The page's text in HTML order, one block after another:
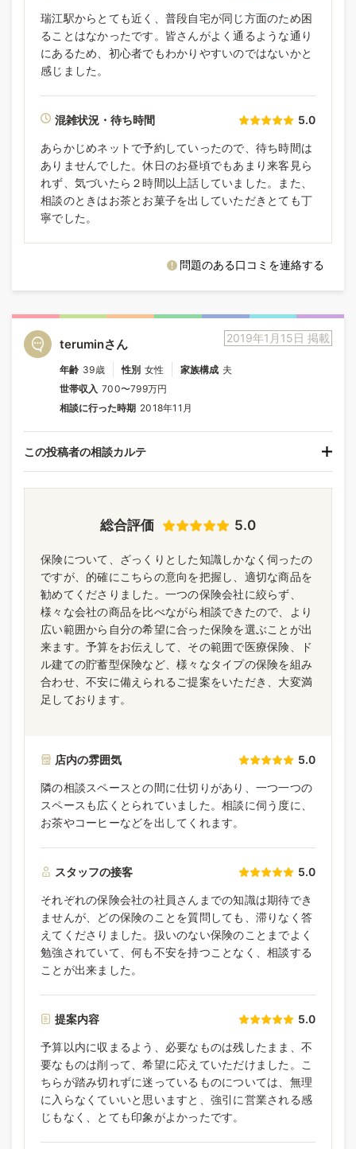
瑞江駅からとても近く、普段自宅が同じ方面のため困
ることはなかったです。皆さんがよく通るような通り
にあるため、初心者でもわかりやすいのではないかと
感じました。
混雑状況・待ち時間 5.0
あらかじめネットで予約していったので、待ち時間は
ありませんでした。休日のお昼頃でもあまり来客見ら
れず、気づいたら２時間以上話していました。また、
相談のときはお茶とお菓子を出していただきとても丁
寧でした。
問題のある口コミを連絡する
2019年1月15日 掲載
teruminさん
年齢 39歳 性別 女性 家族構成 夫
世帯収入 700〜799万円
相談に行った時期 2018年11月
この投稿者の相談カルテ
総合評価 5.0
保険について、ざっくりとした知識しかなく伺ったの
ですが、的確にこちらの意向を把握し、適切な商品を
勧めてくださりました。一つの保険会社に絞らず、
様々な会社の商品を比べながら相談できたので、より
広い範囲から自分の希望に合った保険を選ぶことが出
来ます。予算をお伝えして、その範囲で医療保険、ド
ル建ての貯蓄型保険など、様々なタイプの保険を組み
合わせ、不安に備えられるご提案をいただき、大変満
足しております。
店内の雰囲気 5.0
隣の相談スペースとの間に仕切りがあり、一つ一つの
スペースも広くとられていました。相談に伺う度に、
お茶やコーヒーなどを出してくれます。
スタッフの接客 5.0
それぞれの保険会社の社員さんまでの知識は期待でき
ませんが、どの保険のことを質問しても、滞りなく答
えてくださりました。扱いのない保険のことまでよく
勉強されていて、何も不安を持つことなく、相談する
ことが出来ました。
提案内容 5.0
予算以内に収まるよう、必要なものは残したまま、不
要なものは削って、希望に応えていただけました。こ
ちらが踏み切れずに迷っているものについては、無理
に入らなくていいと思いますと、強引に営業される感
じもなく、とても印象がよかったです。